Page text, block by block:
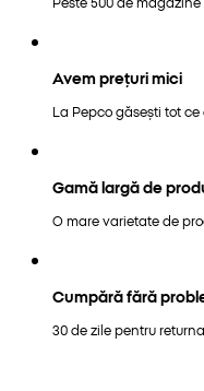
Avem prețuri mici
La Pepco găsești tot
Gamă largă de
O mare varietate de
Cumpără fără
30 de zile pentru